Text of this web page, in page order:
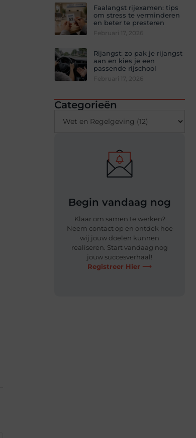
Faalangst rijexamen: tips
om stress te verminderen
en beter te presteren
Rijangst: zo pak je rijangst
aan en kies je een
passende rijschool
Categorieën
Begin vandaag nog
Klaar om samen te werken?
Neem contact op en ontdek hoe
wij jouw doelen kunnen
realiseren. Start vandaag nog
jouw succesverhaal!
Registreer Hier ⟶